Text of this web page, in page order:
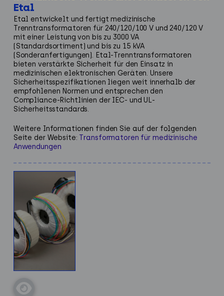
Etal
Etal entwickelt und fertigt medizinische
Trenntransformatoren für 240/120/100 V und 240/120 V
mit einer Leistung von bis zu 3000 VA
(Standardsortiment) und bis zu 15 kVA
(Sonderanfertigungen). Etal-Trenntransformatoren
bieten verstärkte Sicherheit für den Einsatz in
medizinischen elektronischen Geräten. Unsere
Sicherheitsspezifikationen liegen weit innerhalb der
empfohlenen Normen und entsprechen den
Compliance-Richtlinien der IEC- und UL-
Sicherheitsstandards.
Weitere Informationen finden Sie auf der folgenden
Seite der Website: Transformatoren für medizinische
Anwendungen